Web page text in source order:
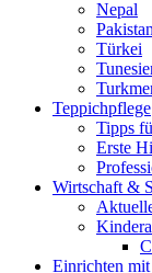
Nepal
Pakistan
Türkei
Teppich­pflege
Tipps
Erste
Wirtschaft &
Einrichten